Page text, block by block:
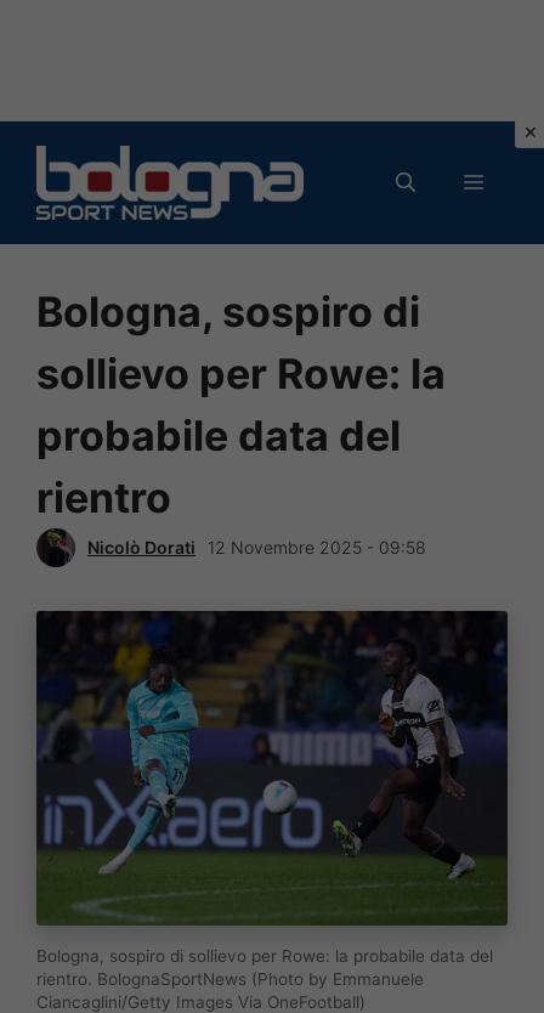
contenuto
MENU
Bologna, sospiro di
sollievo per Rowe: la
probabile data del
rientro
Nicolò Dorati 12 Novembre 2025 - 09:58
Bologna, sospiro di sollievo per Rowe: la probabile data del
rientro. BolognaSportNews (Photo by Emmanuele
Ciancaglini/Getty Images Via OneFootball)